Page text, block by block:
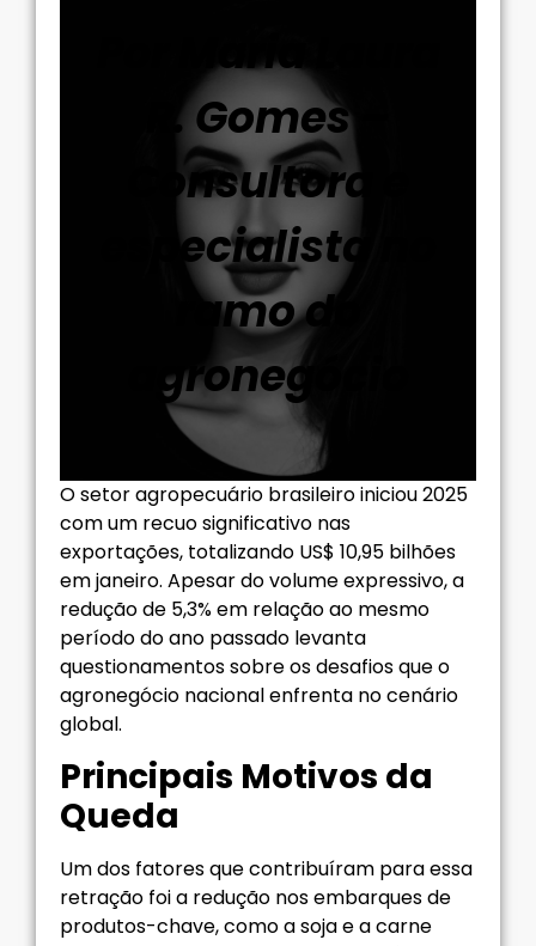
Por Maria Laura
R. Gomes –
Consultora e
especialista no
ramo do
agronegócio
O setor agropecuário brasileiro iniciou 2025
com um recuo significativo nas
exportações, totalizando US$ 10,95 bilhões
em janeiro. Apesar do volume expressivo, a
redução de 5,3% em relação ao mesmo
período do ano passado levanta
questionamentos sobre os desafios que o
agronegócio nacional enfrenta no cenário
global.
Principais Motivos da
Queda
Um dos fatores que contribuíram para essa
retração foi a redução nos embarques de
produtos-chave, como a soja e a carne